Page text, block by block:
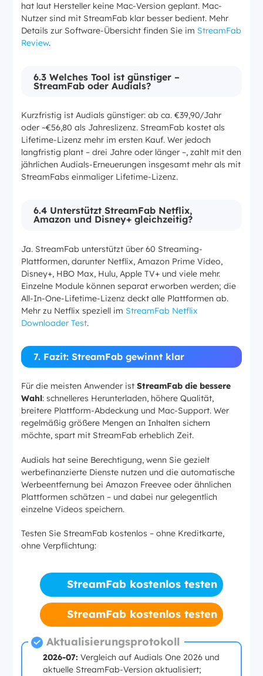
hat laut Hersteller keine Mac-Version geplant. Mac-
Nutzer sind mit StreamFab klar besser bedient. Mehr
Details zur Software-Übersicht finden Sie im StreamFab
Review.
6.3 Welches Tool ist günstiger –
StreamFab oder Audials?
Kurzfristig ist Audials günstiger: ab ca. €39,90/Jahr
oder ~€56,80 als Jahreslizenz. StreamFab kostet als
Lifetime-Lizenz mehr im ersten Kauf. Wer jedoch
langfristig plant – drei Jahre oder länger –, zahlt mit den
jährlichen Audials-Erneuerungen insgesamt mehr als mit
StreamFabs einmaliger Lifetime-Lizenz.
6.4 Unterstützt StreamFab Netflix,
Amazon und Disney+ gleichzeitig?
Ja. StreamFab unterstützt über 60 Streaming-
Plattformen, darunter Netflix, Amazon Prime Video,
Disney+, HBO Max, Hulu, Apple TV+ und viele mehr.
Einzelne Module können separat erworben werden; die
All-In-One-Lifetime-Lizenz deckt alle Plattformen ab.
Mehr zu Netflix speziell im StreamFab Netflix
Downloader Test.
7. Fazit: StreamFab gewinnt klar
Für die meisten Anwender istStreamFab die bessere
Wahl: schnelleres Herunterladen, höhere Qualität,
breitere Plattform-Abdeckung und Mac-Support. Wer
regelmäßig größere Mengen an Inhalten sichern
möchte, spart mit StreamFab erheblich Zeit.
Audials hat seine Berechtigung, wenn Sie gezielt
werbefinanzierte Dienste nutzen und die automatische
Werbeentfernung bei Amazon Freevee oder ähnlichen
Plattformen schätzen – und dabei nur gelegentlich
einzelne Videos speichern.
Testen Sie StreamFab kostenlos – ohne Kreditkarte,
ohne Verpflichtung:
StreamFab kostenlos testen
StreamFab kostenlos testen
Aktualisierungsprotokoll
2026-07: Vergleich auf Audials One 2026 und
aktuelle StreamFab-Version aktualisiert;